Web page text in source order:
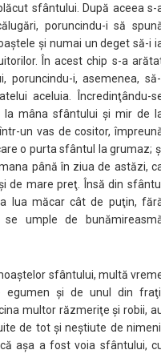
sfântului. După aceea s-
poruncindu-i să
şi numai un deget să-i
În acest chip s-a
poruncindu-i, asemenea,
aceluia. Încredinţându-
la mâna sfântului şi mir de
un vas de cositor,
o purta sfântul la grumaz;
până în ziua de astăzi,
de mare preţ. Însă din
lua măcar cât de puţin,
umple de
sfântului, multă
egumen şi de unul din
multor răzmeriţe şi robii,
de tot şi neştiute de
aşa a fost voia sfântului,